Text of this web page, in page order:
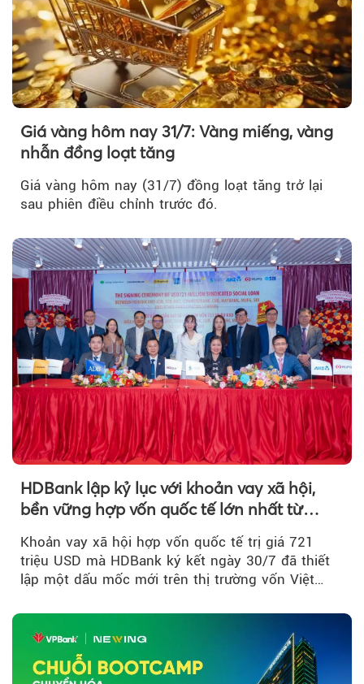
Giá vàng hôm nay 31/7: Vàng miếng, vàng
nhẫn đồng loạt tăng
Giá vàng hôm nay (31/7) đồng loạt tăng trở lại
sau phiên điều chỉnh trước đó.
HDBank lập kỷ lục với khoản vay xã hội,
bền vững hợp vốn quốc tế lớn nhất từ
Khoản vay xã hội hợp vốn quốc tế trị giá 721
triệu USD mà HDBank ký kết ngày 30/7 đã thiết
lập một dấu mốc mới trên thị trường vốn Việt